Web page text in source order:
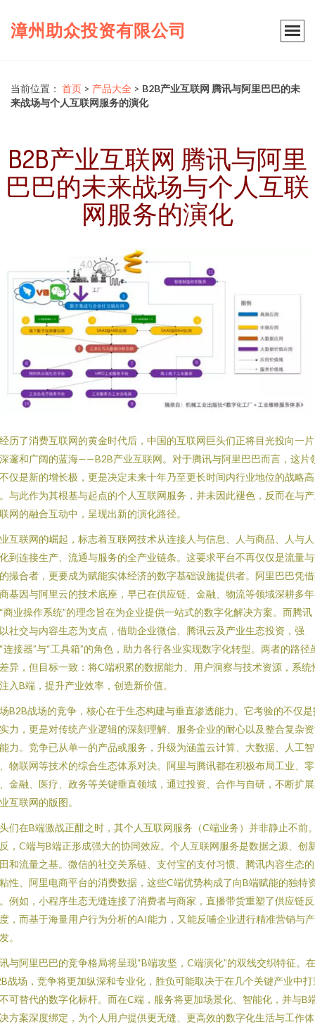
漳州助众投资有限公司
当前位置： 首页 > 产品大全 > B2B产业互联网 腾讯与阿里巴巴的未
来战场与个人互联网服务的演化
B2B产业互联网 腾讯与阿里
巴巴的未来战场与个人互联
网服务的演化
历了消费互联网的黄金时代后，中国的互联网巨头们正将目光投向一
邃和广阔的蓝海——B2B产业互联网。对于腾讯与阿里巴巴而言，这片
仅是新的增长极，更是决定未来十年乃至更长时间内行业地位的战略高
与此作为其根基与起点的个人互联网服务，并未因此褪色，反而在与
网的融合互动中，呈现出新的演化路径。
互联网的崛起，标志着互联网技术从连接人与信息、人与商品、人与
到连接生产、流通与服务的全产业链条。这要求平台不再仅仅是流量
撮合者，更要成为赋能实体经济的数字基础设施提供者。阿里巴巴凭
基因与阿里云的技术底座，早已在供应链、金融、物流等领域深耕多
商业操作系统”的理念旨在为企业提供一站式的数字化解决方案。而腾讯
社交与内容生态为支点，借助企业微信、腾讯云及产业生态投资，强
连接器”与“工具箱”的角色，助力各行各业实现数字化转型。两者的路径
异，但目标一致：将C端积累的数据能力、用户洞察与技术资源，系统
入B端，提升产业效率，创造新价值。
B2B战场的竞争，核心在于生态构建与垂直渗透能力。它考验的不仅是
力，更是对传统产业逻辑的深刻理解、服务企业的耐心以及整合复杂
力。竞争已从单一的产品或服务，升级为涵盖云计算、大数据、人工智
物联网等技术的综合生态体系对决。阿里与腾讯都在积极布局工业、零
金融、医疗、政务等关键垂直领域，通过投资、合作与自研，不断扩
互联网的版图。
们在B端激战正酣之时，其个人互联网服务（C端业务）并非静止不前
，C端与B端正形成强大的协同效应。个人互联网服务是数据之源、创
和流量之基。微信的社交关系链、支付宝的支付习惯、腾讯内容生态
性、阿里电商平台的消费数据，这些C端优势构成了向B端赋能的独特
例如，小程序生态无缝连接了消费者与商家，直播带货重塑了供应链
，而基于海量用户行为分析的AI能力，又能反哺企业进行精准营销与
。
与阿里巴巴的竞争格局将呈现“B端攻坚，C端演化”的双线交织特征。在
战场，竞争将更加纵深和专业化，胜负可能取决于在几个关键产业中打
可替代的数字化标杆。而在C端，服务将更加场景化、智能化，并与B
方案深度绑定，为个人用户提供更无缝、更高效的数字化生活与工作体